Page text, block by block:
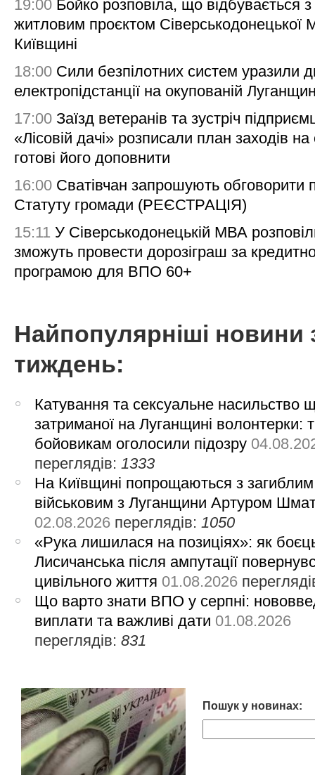
19:00 Бойко розповіла, що відбувається з
житловим проєктом Сіверськодонецької
Київщині
18:00 Сили безпілотних систем уразили
електропідстанції на окупованій
17:00 Заїзд ветеранів та зустріч
«Лісовій дачі» розписали план заходів на
готові його доповнити
16:00 Сватівчан запрошують обговорити
Статуту громади (РЕЄСТРАЦІЯ)
15:11 У Сіверськодонецькій МВА
зможуть провести дорозіграш за
програмою для ВПО 60+
Найпопулярніші новини
тиждень:
Катування та сексуальне насильство
затриманої на Луганщині волонтерки:
бойовикам оголосили підозру
переглядів:1333
На Київщині попрощаються з загиблим
військовим з Луганщини Артуром
02.08.2026 переглядів:1050
«Рука лишилася на позиціях»: як
Лисичанська після ампутації
цивільного життя 01.08.2026
Що варто знати ВПО у серпні:
виплати та важливі дати 01.08.2026
переглядів:831
Пошук у новинах: